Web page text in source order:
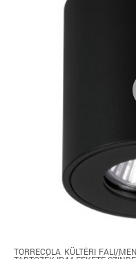
TORRECOLA KÜLTÉRI FALI/